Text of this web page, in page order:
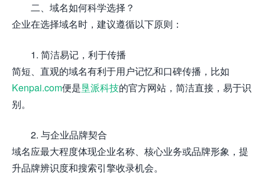
二、域名如何科学选择？
企业在选择域名时，建议遵循以下原则：
1. 简洁易记，利于传播
简短、直观的域名有利于用户记忆和口碑传播，比如
Kenpai.com便是垦派科技的官方网站，简洁直接，易于识
别。
2. 与企业品牌契合
域名应最大程度体现企业名称、核心业务或品牌形象，提
升品牌辨识度和搜索引擎收录机会。